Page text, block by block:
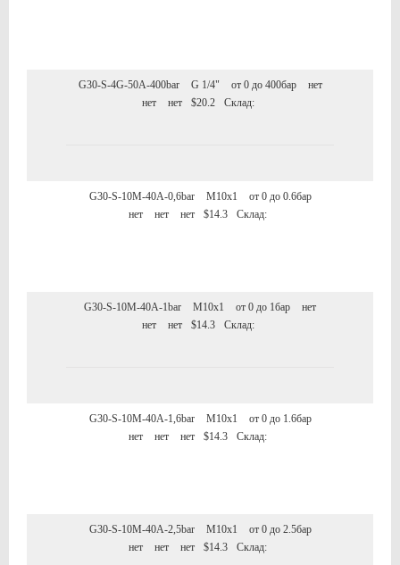
G30-S-4G-50A-400bar G 1/4" от 0 до 400бар
нет
нет
нет $20.2 Склад:
G30-S-10M-40A-0,6bar M10x1
от 0 до 0.6бар
нет
нет нет $14.3 Склад:
G30-S-10M-40A-1bar M10x1 от 0 до 1бар
нет
нет
нет $14.3 Склад:
G30-S-10M-40A-1,6bar M10x1
от 0 до 1.6бар
нет
нет нет $14.3 Склад:
G30-S-10M-40A-2,5bar M10x1
от 0 до 2.5бар
нет
нет нет $14.3 Склад: